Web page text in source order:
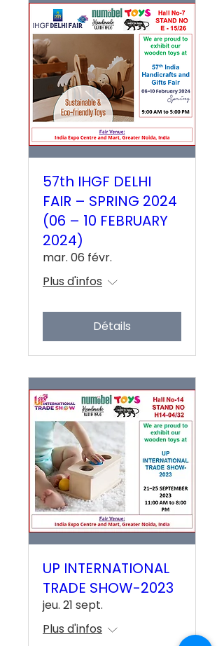
57th IHGF DELHI
FAIR – SPRING 2024
(06 – 10 FEBRUARY
2024)
mar. 06 févr.
Plus d'infos
Détails
UP INTERNATIONAL
TRADE SHOW-2023
jeu. 21 sept.
Plus d'infos